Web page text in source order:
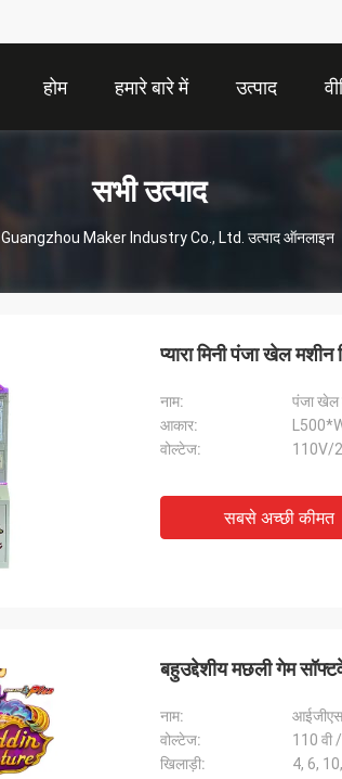
होम हमारे बारे में उत्पाद
सभी उत्पाद
Guangzhou Maker Industry Co., Ltd. उत्पाद ऑनलाइन
प्यारा मिनी पंजा खेल
नाम:
पंजा खेल
आकार:
वोल्टेज:
110V/
सबसे अच्छी कीमत
बहुउद्देशीय मछली गेम
नाम:
वोल्टेज:
110 वी
खिलाड़ी:
4, 6,